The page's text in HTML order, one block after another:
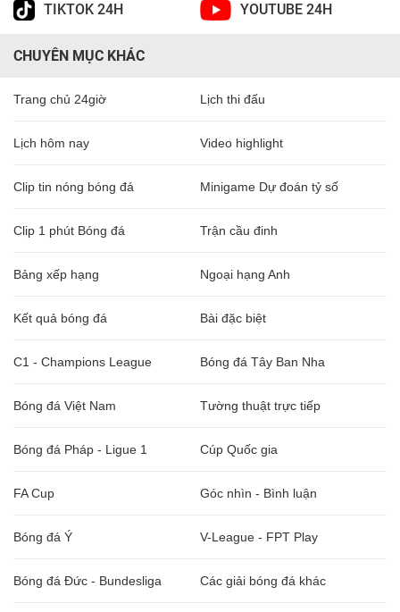
TIKTOK 24H YOUTUBE 24H
CHUYÊN MỤC KHÁC
Trang chủ 24giờ Lịch thi đấu
Lịch hôm nay Video highlight
Clip tin nóng bóng đá Minigame Dự đoán tỷ số
Clip 1 phút Bóng đá Trận cầu đinh
Bảng xếp hạng Ngoại hạng Anh
Kết quả bóng đá Bài đặc biệt
C1 - Champions League Bóng đá Tây Ban Nha
Bóng đá Việt Nam Tường thuật trực tiếp
Bóng đá Pháp - Ligue 1 Cúp Quốc gia
FA Cup Góc nhìn - Bình luận
Bóng đá Ý V-League - FPT Play
Bóng đá Đức - Bundesliga Các giải bóng đá khác